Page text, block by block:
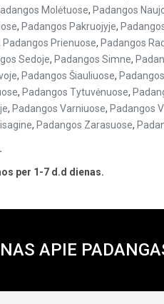
Molėtuose, Padangos
, Padangos Pakruojyje,
Padangos Prienuose, Padangos
Sedoje, Padangos Simne,
, Padangos Šiauliuose,
, Padangos Tytuvėnuose,
, Padangos Varniuose, Padangos
, Padangos Zarasuose,
per 1-7 d.d dienas.
APIE